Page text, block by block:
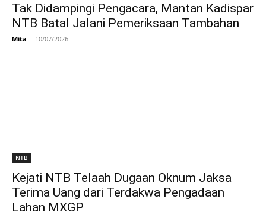
Tak Didampingi Pengacara, Mantan Kadispar
NTB Batal Jalani Pemeriksaan Tambahan
Mita - 10/07/2026
NTB
Kejati NTB Telaah Dugaan Oknum Jaksa
Terima Uang dari Terdakwa Pengadaan
Lahan MXGP